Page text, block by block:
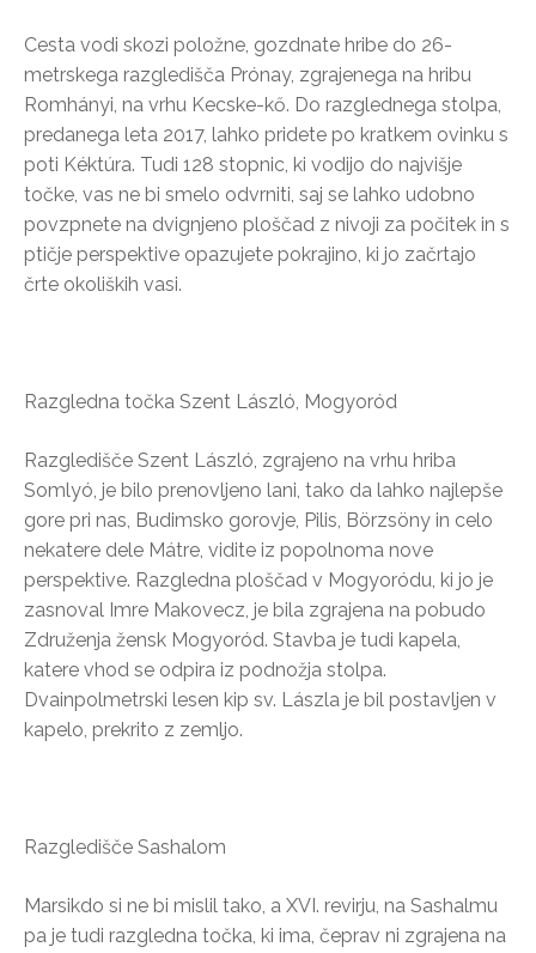
Cesta vodi skozi položne, gozdnate hribe do 26-
metrskega razgledišča Prónay, zgrajenega na hribu
Romhányi, na vrhu Kecske-kő. Do razglednega stolpa,
predanega leta 2017, lahko pridete po kratkem ovinku s
poti Kéktúra. Tudi 128 stopnic, ki vodijo do najvišje
točke, vas ne bi smelo odvrniti, saj se lahko udobno
povzpnete na dvignjeno ploščad z nivoji za počitek in s
ptičje perspektive opazujete pokrajino, ki jo začrtajo
črte okoliških vasi.
Razgledna točka Szent László, Mogyoród
Razgledišče Szent László, zgrajeno na vrhu hriba
Somlyó, je bilo prenovljeno lani, tako da lahko najlepše
gore pri nas, Budimsko gorovje, Pilis, Börzsöny in celo
nekatere dele Mátre, vidite iz popolnoma nove
perspektive. Razgledna ploščad v Mogyoródu, ki jo je
zasnoval Imre Makovecz, je bila zgrajena na pobudo
Združenja žensk Mogyoród. Stavba je tudi kapela,
katere vhod se odpira iz podnožja stolpa.
Dvainpolmetrski lesen kip sv. Lászla je bil postavljen v
kapelo, prekrito z zemljo.
Razgledišče Sashalom
Marsikdo si ne bi mislil tako, a XVI. revirju, na Sashalmu
pa je tudi razgledna točka, ki ima, čeprav ni zgrajena na